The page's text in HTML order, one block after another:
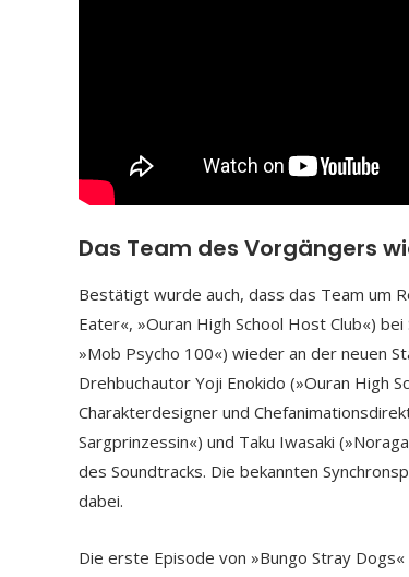
Das Team des Vorgängers
Bestätigt wurde auch, dass das Team um
Eater«, »Ouran High School Host Club«)
»Mob Psycho 100«) wieder an der neuen
Drehbuchautor Yoji Enokido (»Ouran High
Charakterdesigner und
Sargprinzessin«) und Taku Iwasaki
des Soundtracks. Die bekannten
dabei.
Die erste Episode von »Bungo Stray